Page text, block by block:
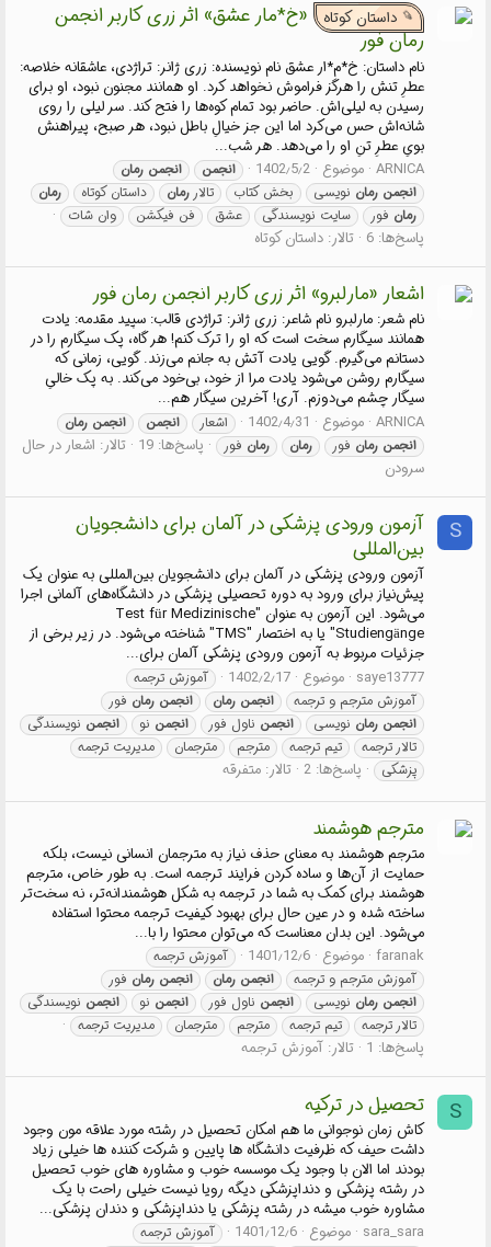
داستان کوتاه
«خ*مار عشق» اثر زری کاربر انجمن
رمان فور
نام داستان: خ*م*ار عشق نام نویسنده: زری ژانر: تراژدی، عاشقانه خلاصه:
عطرِ تنش را هرگز فراموش نخواهد کرد. او همانند مجنون نبود، او برای
رسیدن به لیلی‌اش. حاضر بود تمام کوه‌ها را فتح کند. سر لیلی را روی
شانه‌اش حس می‌کرد اما این جز خیالِ باطل نبود، هر صبح، پیراهنش
بویِ عطرِ تنِ او را می‌دهد. هر شب...
ARNICA موضوع 1402٫5٫2 انجمن انجمن رمان
انجمن رمان نویسی بخش کتاب تالار رمان داستان کوتاه
رمان
رمان فور سایت نویسندگی عشق فن فیکشن وان شات
پاسخ‌ها: 6 تالار: داستان کوتاه
اشعار «مارلبرو» اثر زری کاربر انجمن رمان فور
نام شعر: مارلبرو نام شاعر: زری ژانر: تراژدی قالب: سپید مقدمه: یادت
همانند سیگارم سخت است که او را ترک کنم! هر گاه، پک سیگارم را در
دستانم می‌گیرم. گویی یادت آتش به جانم می‌زند. گویی، زمانی که
سیگارم روشن می‌شود یادت مرا از خود، بی‌خود می‌کند. به پک خالیِ
سیگار چشم می‌دوزم. آری! آخرین سیگار هم...
ARNICA موضوع 1402٫4٫31 اشعار انجمن انجمن رمان
انجمن رمان فور رمان رمان فور پاسخ‌ها: 19 تالار: اشعار در حال
سرودن
S
آزمون ورودی پزشکی در آلمان برای دانشجویان
بین‌المللی
آزمون ورودی پزشکی در آلمان برای دانشجویان بین‌المللی به عنوان یک
پیش‌نیاز برای ورود به دوره تحصیلی پزشکی در دانشگاه‌های آلمانی اجرا
می‌شود. این آزمون به عنوان "Test für Medizinische
Studiengänge" یا به اختصار "TMS" شناخته می‌شود. در زیر برخی از
جزئیات مربوط به آزمون ورودی پزشکی آلمان برای...
saye13777 موضوع 1402٫2٫17
آموزش ترجمه
آموزش مترجم و ترجمه
انجمن رمان انجمن رمان فور
انجمن رمان نویسی انجمن ناول فور انجمن نو انجمن نویسندگی
تالار ترجمه
تیم ترجمه مترجم مترجمان
مدیریت ترجمه
پزشکی
پاسخ‌ها: 2 تالار: متفرقه
مترجم هوشمند
مترجم هوشمند به معنای حذف نیاز به مترجمان انسانی نیست، بلکه
حمایت از آن‌ها و ساده کردن فرایند ترجمه است. به طور خاص، مترجم
هوشمند برای کمک به شما در ترجمه به شکل هوشمندانه‌تر، نه سخت‌تر
ساخته شده و در عین حال برای بهبود کیفیت ترجمه محتوا استفاده
می‌شود. این بدان معناست که می‌توان محتوا را با...
faranak موضوع 1401٫12٫6
آموزش ترجمه
آموزش مترجم و ترجمه
انجمن رمان انجمن رمان فور
انجمن رمان نویسی انجمن ناول فور انجمن نو انجمن نویسندگی
تالار ترجمه
تیم ترجمه مترجم مترجمان مدیریت ترجمه
پاسخ‌ها: 1 تالار: آموزش ترجمه
S تحصیل در ترکیه
کاش زمان نوجوانی ما هم امکان تحصیل در رشته مورد علاقه مون وجود
داشت حیف که ظرفیت دانشگاه ها پایین و شرکت کننده ها خیلی زیاد
بودند اما الان با وجود یک موسسه خوب و مشاوره های خوب تحصیل
در رشته پزشکی و دنداپزشکی دیگه رویا نیست خیلی راحت با یک
مشاوره خوب میشه در رشته پزشکی یا دنداپزشکی و دندان پزشکی...
sara_sara موضوع 1401٫12٫6
آموزش ترجمه